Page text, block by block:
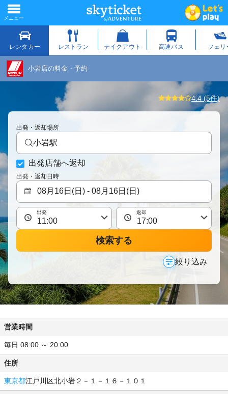
小岩店の料金・予約
4.4 (5件)
出発・返却場所
小岩駅
出発店舗へ返却
出発・返却日時
出発 返却
検索する
絞り込み
営業時間
毎日 08:00 ～ 20:00
住所
東京都江戸川区北小岩２－１－１６－１０１